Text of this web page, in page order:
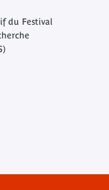
du Festival